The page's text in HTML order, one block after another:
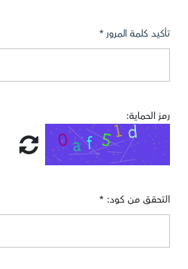
تأكيد كلمة المرور *
رمز الحماية:
التحقق من كود: *